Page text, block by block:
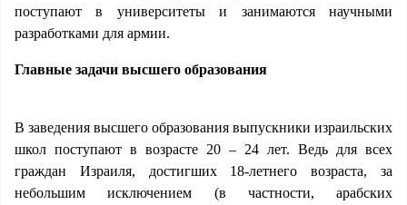
поступают в университеты и занимаются научными
разработками для армии.
Главные задачи высшего образования
В заведения высшего образования выпускники израильских
школ поступают в возрасте 20 – 24 лет. Ведь для всех
граждан Израиля, достигших 18-летнего возраста, за
небольшим исключением (в частности, арабских